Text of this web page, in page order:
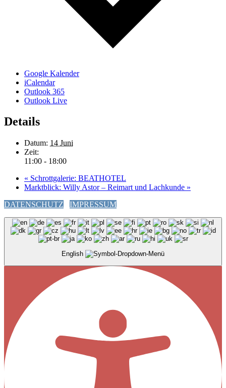
Google Kalender
iCalendar
Outlook 365
Outlook Live
Details
Datum: 14 Juni
Zeit:
11:00 - 18:00
« Schrottgalerie: BEATHOTEL
Marktblick: Willy Astor – Reimart und Lachkunde »
DATENSCHUTZ
IMPRESSUM
English